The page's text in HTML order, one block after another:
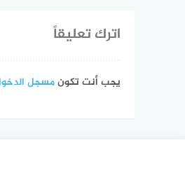
اترك تعليقاً
يجب أنت تكونمسجل